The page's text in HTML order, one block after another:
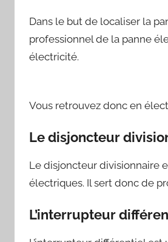
Dans le but de localiser la
professionnel de la panne
électricité.
Vous retrouvez donc en
Le disjoncteur
Le disjoncteur divisionnaire
électriques. Il sert donc de
L’interrupteur